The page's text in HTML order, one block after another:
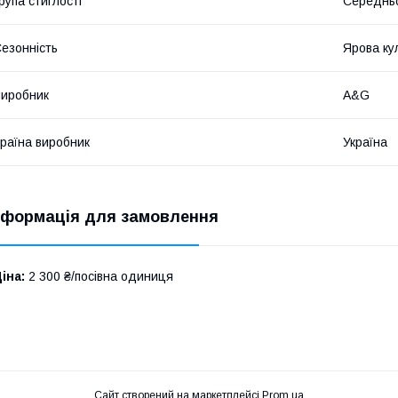
Ярова
A&G
виробник Україна
для замовлення
2 300 ₴/посівна одиниця